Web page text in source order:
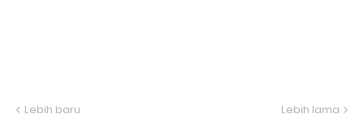
Lebih baru Lebih lama